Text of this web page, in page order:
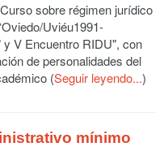
sobre régimen jurídico
Uviéu1991-
y V Encuentro RIDU", con
de personalidades del
(Seguir leyendo...)
mínimo